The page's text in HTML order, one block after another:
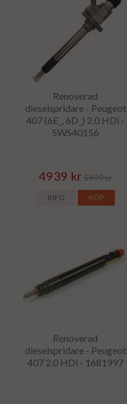
Renoverad
dieselspridare - Peugeot
407 (6E_, 6D_) 2.0 HDi -
5WS40156
4939 kr 5490 kr
INFO KÖP
Renoverad
dieselspridare - Peugeot
407 2.0 HDi - 1681997